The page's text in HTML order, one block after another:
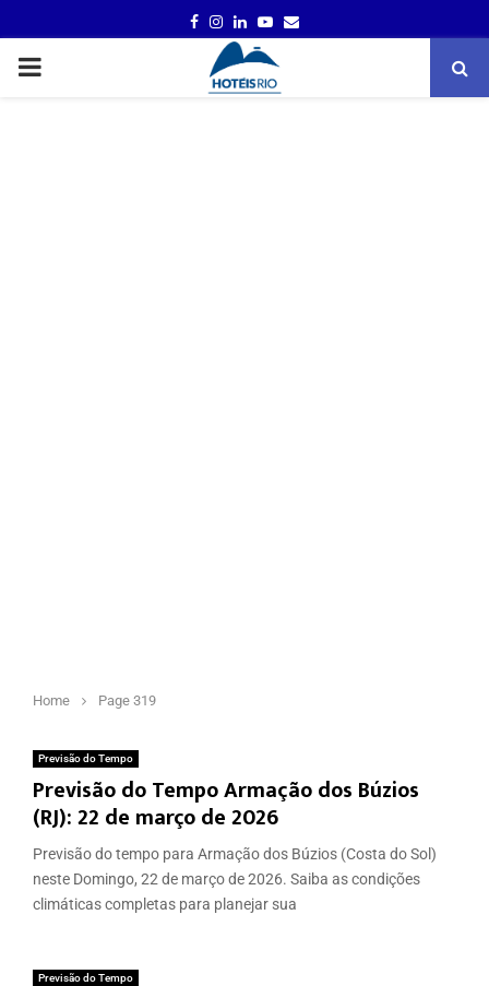
Home Page 319
Previsão do Tempo
Previsão do Tempo Armação dos Búzios
(RJ): 22 de março de 2026
Previsão do tempo para Armação dos Búzios (Costa do Sol)
neste Domingo, 22 de março de 2026. Saiba as condições
climáticas completas para planejar sua
Previsão do Tempo